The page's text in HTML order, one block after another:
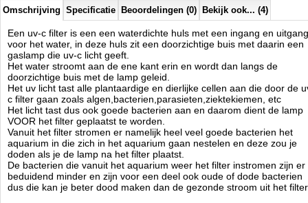
* Bij bovengenoemde doorstroomsnelheden ligt de UV
Desgewenst kan de UV intensiteit aanmerkelijk verhoogd worden door
de stroomsnelheid te verminderen.
Aquaholland
Manufactured by:Aquaholland
Model:UV-100321
Product ID:
3.7 283 134.95 134.95 Available from:Aquariumonderdelen.nl 2026-08-18
Pre-Order New
Omschrijving Specificatie Beoordelingen (0) Bekijk ook... (4)
Een uv-c filter is een een waterdichte huls met een ingang en uitgang
voor het water, in deze huls zit een doorzichtige buis met daarin een
gaslamp die uv-c licht geeft.
Het water stroomt aan de ene kant erin en wordt dan langs de
doorzichtige buis met de lamp geleid.
Het uv licht tast alle plantaardige en dierlijke cellen aan die door de
c filter gaan zoals algen,bacterien,parasieten,ziektekiemen, etc
Het licht tast dus ook goede bacterien aan en daarom dient de lamp
VOOR het filter geplaatst te worden.
Vanuit het filter stromen er namelijk heel veel goede bacterien het
aquarium in die zich in het aquarium gaan nestelen en deze zou je
doden als je de lamp na het filter plaatst.
De bacterien die vanuit het aquarium weer het filter instromen zijn er
beduidend minder en zijn voor een deel ook oude of dode bacterien
dus die kan je beter dood maken dan de gezonde stroom uit het